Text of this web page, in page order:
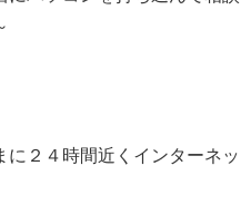
に２４時間近くインターネ